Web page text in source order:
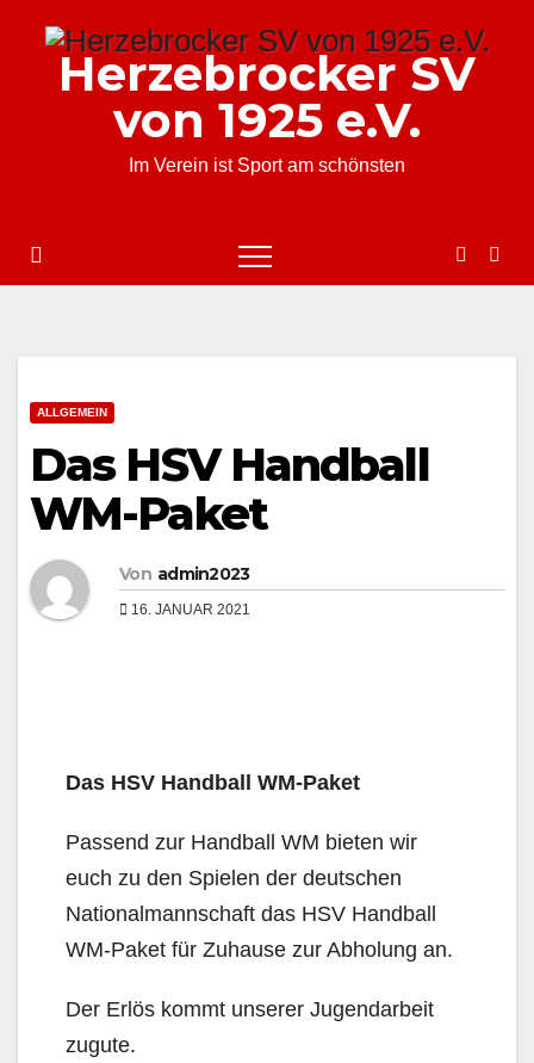
springenHerzebrocker SV
von 1925 e.V.
Im Verein ist Sport am schönsten
ALLGEMEIN
Das HSV Handball
WM-Paket
Von admin2023
16. JANUAR 2021
Das HSV Handball WM-Paket
Passend zur Handball WM bieten wir
euch zu den Spielen der deutschen
Nationalmannschaft das HSV Handball
WM-Paket für Zuhause zur Abholung an.
Der Erlös kommt unserer Jugendarbeit
zugute.